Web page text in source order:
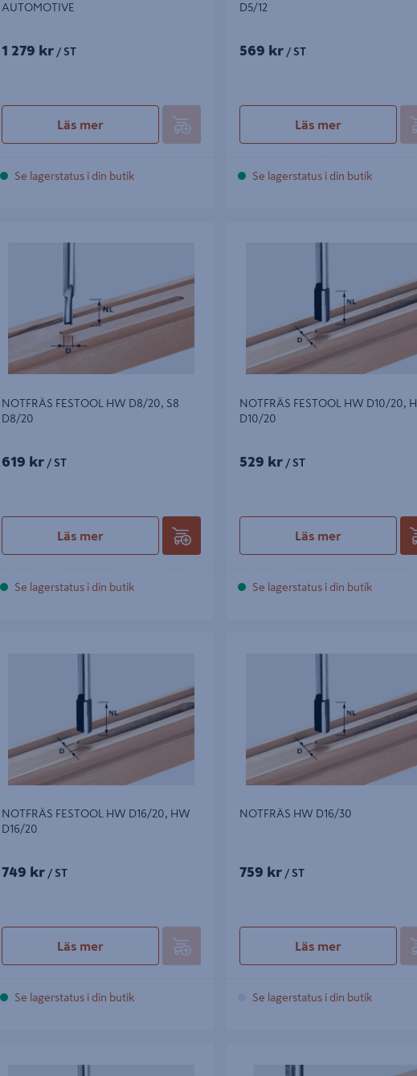
AUTOMOTIVE
1 279 kr / ST
Läs mer
Se lagerstatus i din butik
D5/12
569 kr / ST
Läs mer
Se lagerstatus i din butik
NOTFRÄS FESTOOL HW D8/20, S8
D8/20
619 kr / ST
Läs mer
Se lagerstatus i din butik
NOTFRÄS FESTOOL HW D10/20,
D10/20
529 kr / ST
Läs mer
Se lagerstatus i din butik
NOTFRÄS FESTOOL HW D16/20, HW
D16/20
749 kr / ST
Läs mer
Se lagerstatus i din butik
NOTFRÄS HW D16/30
759 kr / ST
Läs mer
Se lagerstatus i din butik